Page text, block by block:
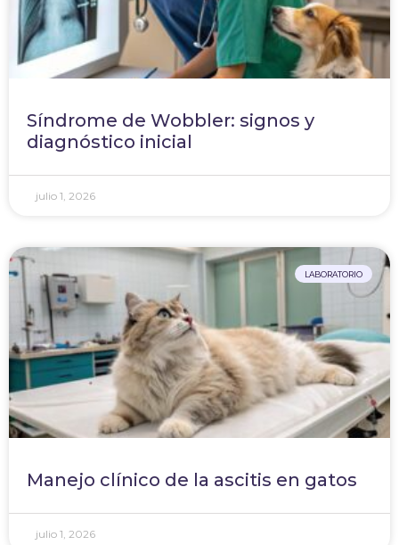
Síndrome de Wobbler: signos y
diagnóstico inicial
julio 1, 2026
LABORATORIO
Manejo clínico de la ascitis en gatos
julio 1, 2026